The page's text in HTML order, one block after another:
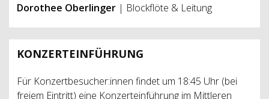
Dorothee Oberlinger | Blockflöte & Leitung
KONZERTEINFÜHRUNG
Für Konzertbesucher:innen findet um 18:45 Uhr (bei
freiem Eintritt) eine Konzerteinführung im Mittleren